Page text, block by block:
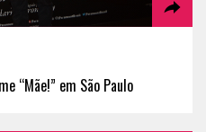
“Mãe!” em São Paulo